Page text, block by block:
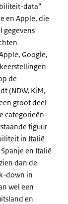
data”
en Apple, die
gegevens
Google,
de
(NDW, KiM,
groot deel
categorieën
figuur
in Italië
en Italië
dan de
down in
wel een
en